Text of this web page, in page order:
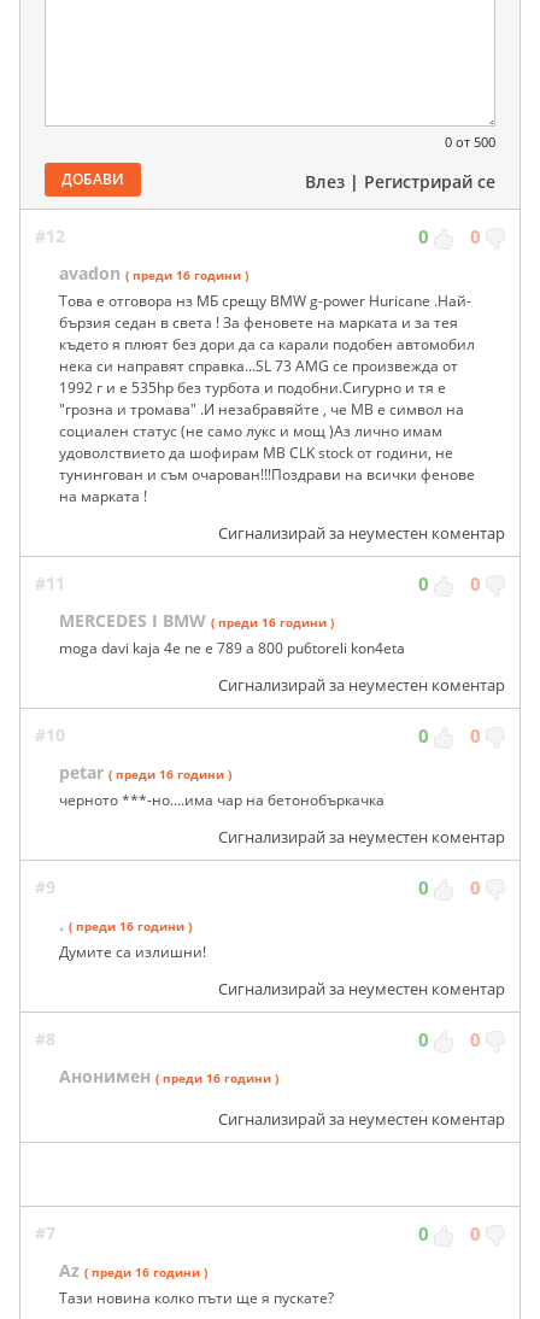
0 от 500
ДОБАВИ Влез | Регистрирай се
#12 0 0
avadon ( преди 16 години )
Това е отговoра нз МБ срещу BMW g-power Huricane .Най-
бързия седан в света ! За феновете на марката и за тея
където я плюят без дори да са карали подобен автомобил
нека си направят справка...SL 73 AMG се произвежда от
1992 г и е 535hp без турбота и подобни.Сигурно и тя е
"грозна и тромава" .И незабравяйте , че MB е символ на
социален статус (не само лукс и мощ )Аз лично имам
удоволствието да шофирам MB CLK stock от години, не
тунингован и съм очарован!!!Поздрави на всички фенове
на марката !
Сигнализирай за неуместен коментар
#11 0 0
MERCEDES I BMW ( преди 16 години )
moga davi kaja 4e ne e 789 a 800 pu6toreli kon4eta
Сигнализирай за неуместен коментар
#10 0 0
petar ( преди 16 години )
черното ***-но....има чар на бетонобъркачка
Сигнализирай за неуместен коментар
#9 0 0
. ( преди 16 години )
Думите са излишни!
Сигнализирай за неуместен коментар
#8 0 0
Анонимен ( преди 16 години )
Сигнализирай за неуместен коментар
#7 0 0
Az ( преди 16 години )
Тази новина колко пъти ще я пускате?